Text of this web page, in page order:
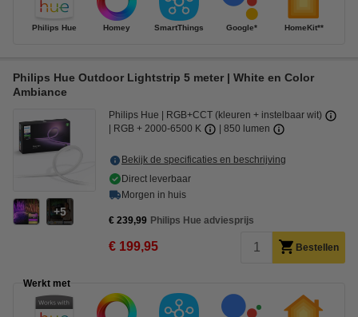
Philips Hue Homey SmartThings Google* HomeKit**
Philips Hue Outdoor Lightstrip 5 meter | White en Color
Ambiance
5
Philips Hue
RGB+CCT (kleuren + instelbaar wit)
RGB + 2000-6500 K
850 lumen
Bekijk de specificaties en beschrijving
Direct leverbaar
Morgen in huis
€ 239,99 Philips Hue adviesprijs
€ 199,95 Bestellen
Werkt met